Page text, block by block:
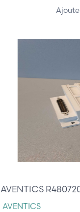
AVENTICS
AVENTICS